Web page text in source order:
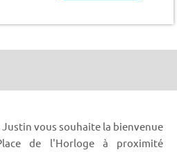
vous souhaite la bienvenue
de l'Horloge à proximité